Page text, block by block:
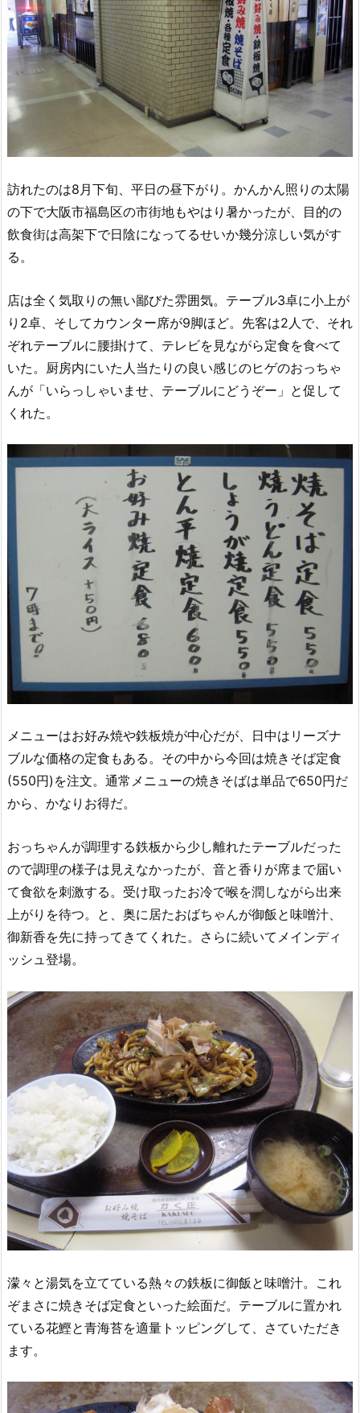
訪れたのは8月下旬、平日の昼下がり。かんかん照りの太陽
の下で大阪市福島区の市街地もやはり暑かったが、目的の
飲食街は高架下で日陰になってるせいか幾分涼しい気がす
る。
店は全く気取りの無い鄙びた雰囲気。テーブル3卓に小上が
り2卓、そしてカウンター席が9脚ほど。先客は2人で、それ
ぞれテーブルに腰掛けて、テレビを見ながら定食を食べて
いた。厨房内にいた人当たりの良い感じのヒゲのおっちゃ
んが「いらっしゃいませ、テーブルにどうぞー」と促して
くれた。
メニューはお好み焼や鉄板焼が中心だが、日中はリーズナ
ブルな価格の定食もある。その中から今回は焼きそば定食
(550円)を注文。通常メニューの焼きそばは単品で650円だ
から、かなりお得だ。
おっちゃんが調理する鉄板から少し離れたテーブルだった
ので調理の様子は見えなかったが、音と香りが席まで届い
て食欲を刺激する。受け取ったお冷で喉を潤しながら出来
上がりを待つ。と、奥に居たおばちゃんが御飯と味噌汁、
御新香を先に持ってきてくれた。さらに続いてメインディ
ッシュ登場。
濛々と湯気を立てている熱々の鉄板に御飯と味噌汁。これ
ぞまさに焼きそば定食といった絵面だ。テーブルに置かれ
ている花鰹と青海苔を適量トッピングして、さていただき
ます。